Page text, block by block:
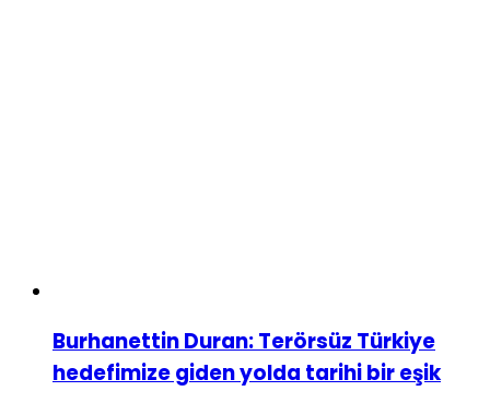
Burhanettin Duran: Terörsüz Türkiye
hedefimize giden yolda tarihi bir eşik